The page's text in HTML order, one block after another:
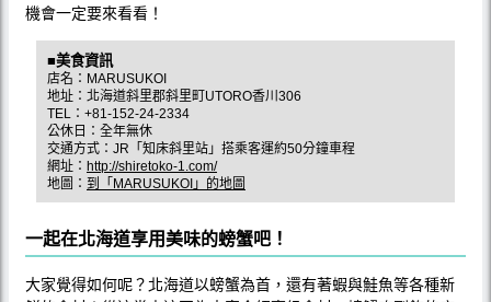
機會一定要來看看！
■美食資訊
店名：MARUSUKOI
地址：北海道斜里郡斜里町UTORO香川306
TEL：+81-152-24-2334
公休日：全年無休
交通方式：JR「知床斜里站」搭乘客運約50分鐘車程
網址： http://shiretoko-1.com/
地圖： 到「MARUSUKOI」的地圖
一起在北海道享用美味的螃蟹吧！
大家覺得如何呢？北海道以螃蟹為首，還有著蝦與鮭魚等各種新